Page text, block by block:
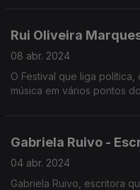
Rui Oliveira
08 abr. 2024
O Festival que liga
música em vários pontos
Gabriela Ruivo -
04 abr. 2024
Gabriela Ruivo, escritora